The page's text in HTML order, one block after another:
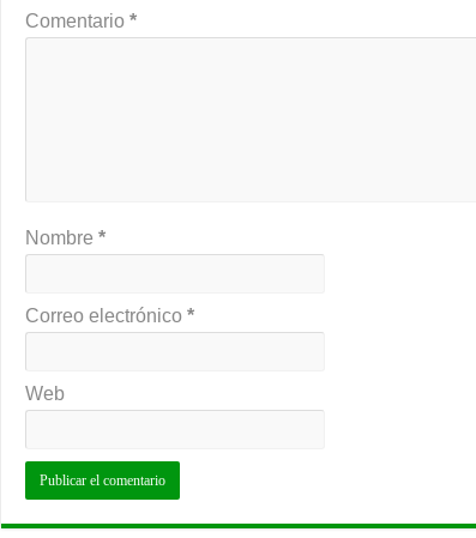
Comentario *
Nombre *
Correo electrónico *
Web